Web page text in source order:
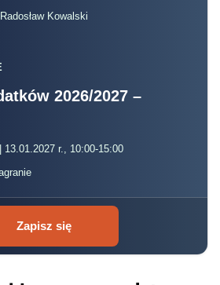
Radosław Kowalski
2026/2027 –
13.01.2027 r., 10:00-15:00
Zapisz się